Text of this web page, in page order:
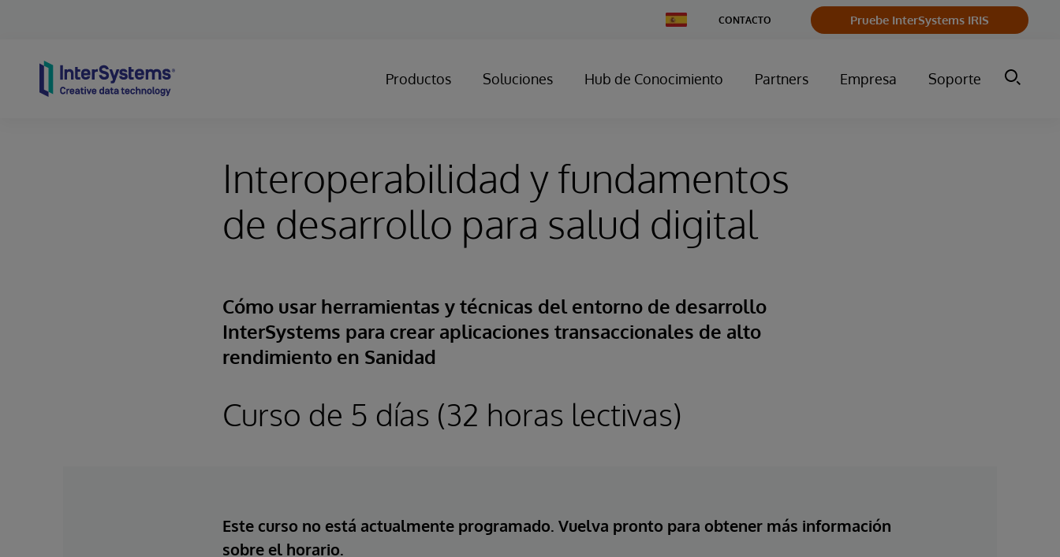
Change
Country
CONTACTO Pruebe InterSystems IRIS
Productos Soluciones Hub de Conocimiento Partners Empresa Soporte
Interoperabilidad y fundamentos
de desarrollo para salud digital
Cómo usar herramientas y técnicas del entorno de desarrollo
InterSystems para crear aplicaciones transaccionales de alto
rendimiento en Sanidad
Curso de 5 días (32 horas lectivas)
Este curso no está actualmente programado. Vuelva pronto para obtener más información
sobre el horario.